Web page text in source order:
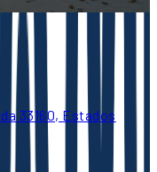
33160, Estados